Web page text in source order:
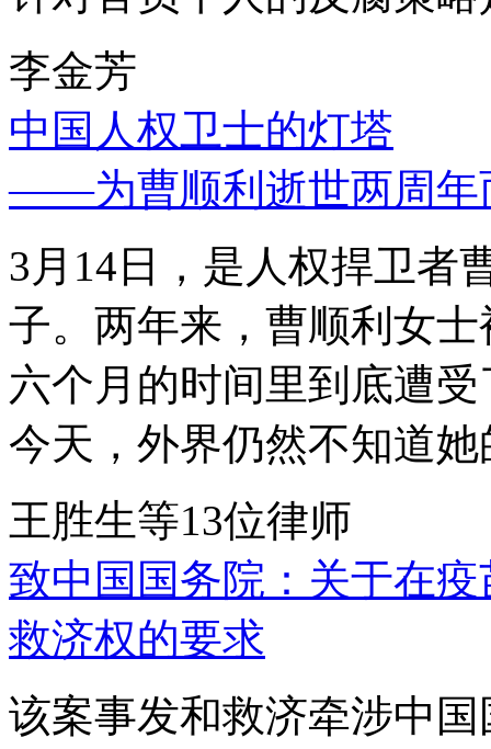
李金芳
中国人权卫士的灯塔
——为曹顺利逝世两周年
3月14日，是人权捍卫者
子。两年来，曹顺利女
六个月的时间里到底遭
今天，外界仍然不知道
王胜生等13位律师
致中国国务院：关于在
救济权的要求
该案事发和救济牵涉中